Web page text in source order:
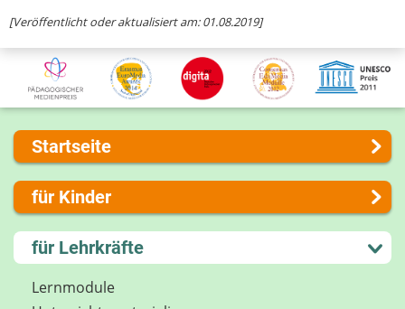
[Veröffentlicht oder aktualisiert am: 01.08.2019]
Startseite
Über uns
Presse
Kontakt
Impressum
Internet-ABC Sitemap
für Kinder
Lernen und Schule
Hobby und Freizeit
Spiel und Spaß
für Lehrkräfte
Lernmodule